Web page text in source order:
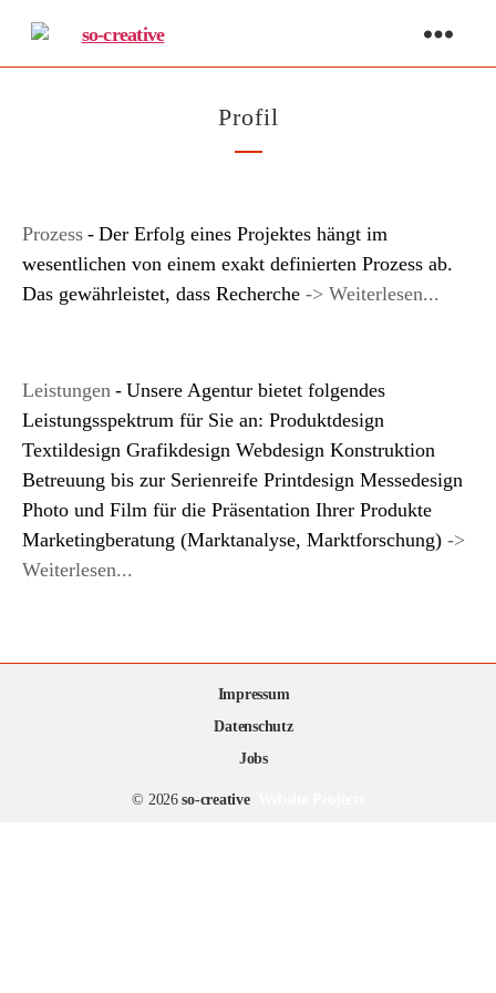
Profil
Prozess - Der Erfolg eines Projektes hängt im
wesentlichen von einem exakt definierten Prozess ab.
Das gewährleistet, dass Recherche -> Weiterlesen...
Leistungen - Unsere Agentur bietet folgendes
Leistungsspektrum für Sie an: Produktdesign
Textildesign Grafikdesign Webdesign Konstruktion
Betreuung bis zur Serienreife Printdesign Messedesign
Photo und Film für die Präsentation Ihrer Produkte
Marketingberatung (Marktanalyse, Marktforschung) ->
Weiterlesen...
© 2026so-creative
Impressum
Datenschutz
Jobs